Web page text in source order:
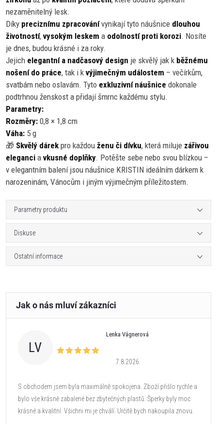
nezaměnitelný lesk.
Díky preciznímu zpracovánívynikají tyto náušnice dlouhou
životností, vysokým leskem a odolností proti korozi. Nosíte
je dnes, budou krásné i za roky.
Jejich elegantní a nadčasový design je skvělý jak k běžnému
nošení do práce, tak i k výjimečným událostem – večírkům,
svatbám nebo oslavám. Tyto exkluzivní náušnice dokonale
podtrhnou ženskost a přidají šmrnc každému stylu.
Parametry:
Rozměry: 0,8 × 1,8 cm
Váha: 5 g
🎁 Skvělý dárek pro každou ženu či dívku, která miluje zářivou
eleganci a vkusné doplňky. Potěšte sebe nebo svou blízkou –
v elegantním balení jsou náušnice KRISTIN ideálním dárkem k
narozeninám, Vánocům i jiným výjimečným příležitostem.
Parametry produktu
Diskuse
Ostatní informace
LV
Lenka Vágnerová
7.8.2026
S obchodem jsem byla maximálně spokojena. Zboží přišlo rychle a
bylo vše krásně zabalené bez zbytečných plastů. Šperky byly moc
krásné a kvalitní. Všichni mi je chválí. Určitě bych nakoupila znovu.